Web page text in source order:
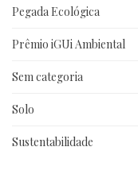
Pegada Ecológica
Prêmio iGUi Ambiental
Sem categoria
Solo
Sustentabilidade